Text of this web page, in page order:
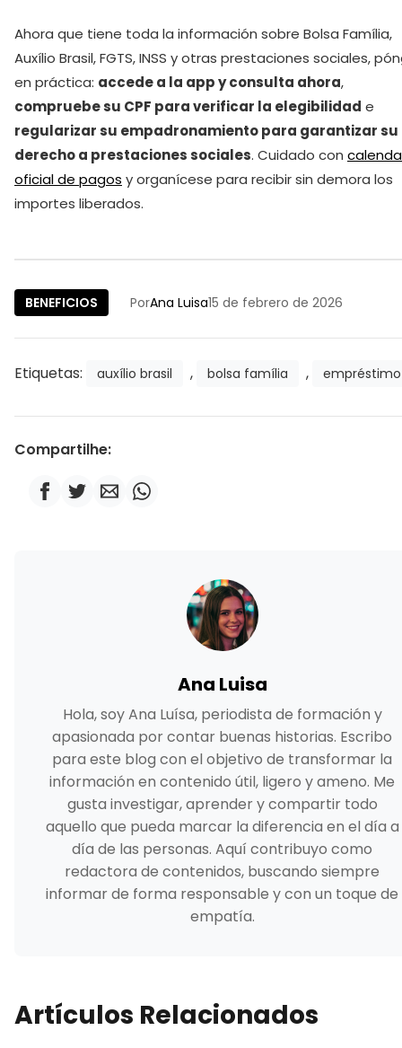
Ahora que tiene toda la información sobre Bolsa Família,
Auxílio Brasil, FGTS, INSS y otras prestaciones sociales,
en práctica: accede a la app y consulta ahora,
compruebe su CPF para verificar la elegibilidad e
regularizar su empadronamiento para garantizar su
derecho a prestaciones sociales. Cuidado con
oficial de pagos y organícese para recibir sin demora los
importes liberados.
BENEFICIOS PorAna Luisa15 de febrero de 2026
Etiquetas: auxílio brasil , bolsa família , empréstimo
Compartilhe:
Ana Luisa
Hola, soy Ana Luísa, periodista de formación y
apasionada por contar buenas historias. Escribo
para este blog con el objetivo de transformar la
información en contenido útil, ligero y ameno. Me
gusta investigar, aprender y compartir todo
aquello que pueda marcar la diferencia en el día a
día de las personas. Aquí contribuyo como
redactora de contenidos, buscando siempre
informar de forma responsable y con un toque de
empatía.
Artículos Relacionados